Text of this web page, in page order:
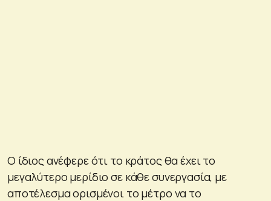
Ο ίδιος ανέφερε ότι το κράτος θα έχει το
μεγαλύτερο μερίδιο σε κάθε συνεργασία, με
αποτέλεσμα ορισμένοι το μέτρο να το